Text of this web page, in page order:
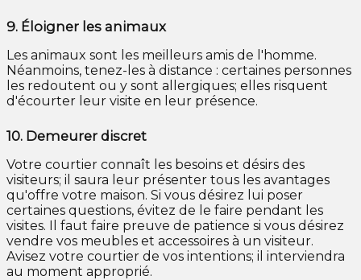
9. Éloigner les animaux
Les animaux sont les meilleurs amis de l'homme.
Néanmoins, tenez-les à distance : certaines personnes
les redoutent ou y sont allergiques; elles risquent
d'écourter leur visite en leur présence.
10. Demeurer discret
Votre courtier connaît les besoins et désirs des
visiteurs; il saura leur présenter tous les avantages
qu'offre votre maison. Si vous désirez lui poser
certaines questions, évitez de le faire pendant les
visites. Il faut faire preuve de patience si vous désirez
vendre vos meubles et accessoires à un visiteur.
Avisez votre courtier de vos intentions; il interviendra
au moment approprié.